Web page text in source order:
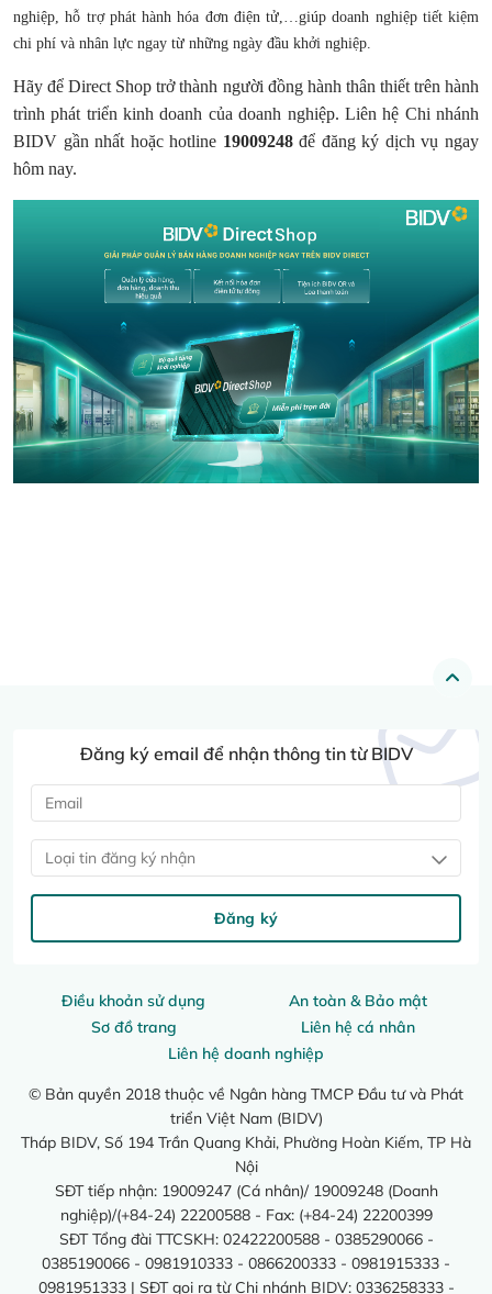
nghiệp, hỗ trợ phát hành hóa đơn điện tử,…giúp doanh nghiệp tiết kiệm
chi phí và nhân lực ngay từ những ngày đầu khởi nghiệp.
Hãy để Direct Shop trở thành người đồng hành thân thiết trên hành
trình phát triển kinh doanh của doanh nghiệp. Liên hệ Chi nhánh
BIDV gần nhất hoặc hotline 19009248để đăng ký dịch vụ ngay
hôm nay.
Điều khoản sử dụng
An toàn & Bảo mật
Sơ đồ trang
Liên hệ cá nhân
Liên hệ doanh nghiệp
© Bản quyền 2018 thuộc về Ngân hàng TMCP Đầu tư và Phát
triển Việt Nam (BIDV)
Tháp BIDV, Số 194 Trần Quang Khải, Phường Hoàn Kiếm, TP Hà
Nội
SĐT tiếp nhận: 19009247 (Cá nhân)/ 19009248 (Doanh
nghiệp)/(+84-24) 22200588 - Fax: (+84-24) 22200399
SĐT Tổng đài TTCSKH: 02422200588 - 0385290066 -
0385190066 - 0981910333 - 0866200333 - 0981915333 -
0981951333 | SĐT gọi ra từ Chi nhánh BIDV: 0336258333 -
Đăng ký email để nhận thông tin từ BIDV
Loại tin đăng ký nhận
Đăng ký